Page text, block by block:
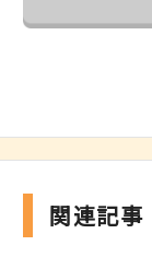
関連記事